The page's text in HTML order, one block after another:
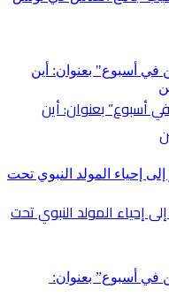
في أسبوع” بعنوان: أين
إحياء المولد النبوي تحت